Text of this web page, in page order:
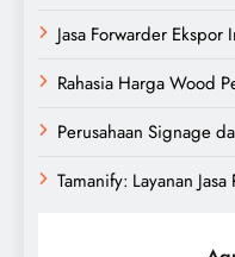
Jasa Forwarder
Rahasia Harga Wood
Perusahaan Signage
Tamanify: Layanan